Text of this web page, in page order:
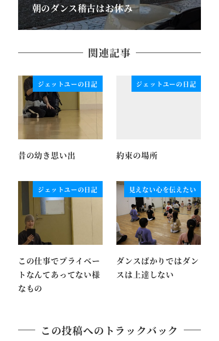
朝のダンス稽古はお休み
関連記事
ジェットユーの日記
昔の幼き思い出
ジェットユーの日記
約束の場所
ジェットユーの日記
この仕事でプライベー
トなんてあってない様
なもの
見えない心を伝えたい
ダンスばかりではダン
スは上達しない
この投稿へのトラックバック